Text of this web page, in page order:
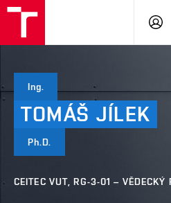
Ing.
TOMÁŠ JÍLEK
Ph.D.
CEITEC VUT, RG-3-01 – VĚDECKÝ